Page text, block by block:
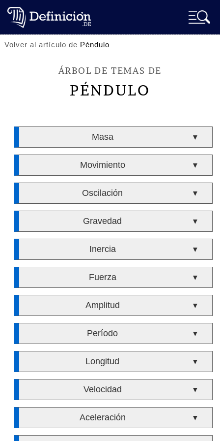
Volver al artículo de Péndulo
ÁRBOL DE TEMAS DE
PÉNDULO
Masa ▼
Movimiento ▼
Oscilación ▼
Gravedad ▼
Inercia ▼
Fuerza ▼
Amplitud ▼
Período ▼
Longitud ▼
Velocidad ▼
Aceleración ▼